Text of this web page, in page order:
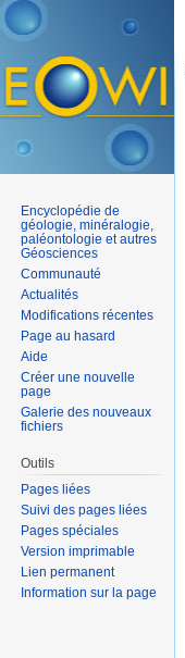
Encyclopédie de
géologie, minéralogie,
paléontologie et autres
Géosciences
Communauté
Actualités
Modifications récentes
Page au hasard
Aide
Créer une nouvelle
page
Galerie des nouveaux
fichiers
Outils
Pages liées
Suivi des pages liées
Pages spéciales
Version imprimable
Lien permanent
Information sur la page